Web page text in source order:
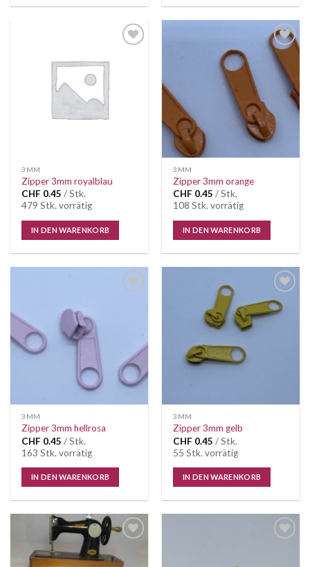
Wunschliste
3MM
Zipper 3mm royalblau
CHF 0.45 / Stk.
479 Stk. vorrätig
IN DEN WARENKORB
Auf die
Wunschliste
3MM
Zipper 3mm orange
CHF 0.45 / Stk.
108 Stk. vorrätig
IN DEN WARENKORB
3MM
Zipper 3mm hellrosa
CHF 0.45 / Stk.
163 Stk. vorrätig
IN DEN WARENKORB
Auf die
Wunschliste
3MM
Zipper 3mm gelb
CHF 0.45 / Stk.
55 Stk. vorrätig
IN DEN WARENKORB
Auf die
Wunschliste